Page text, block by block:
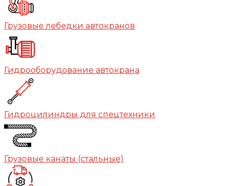
Грузовые лебедки автокранов
Гидрооборудование автокрана
Гидроцилиндры для спецтехники
Грузовые канаты (стальные)